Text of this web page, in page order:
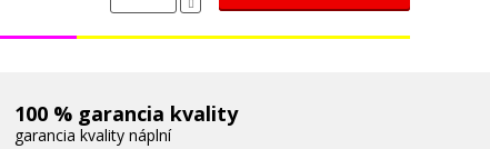
100 % garancia kvality
garancia kvality náplní